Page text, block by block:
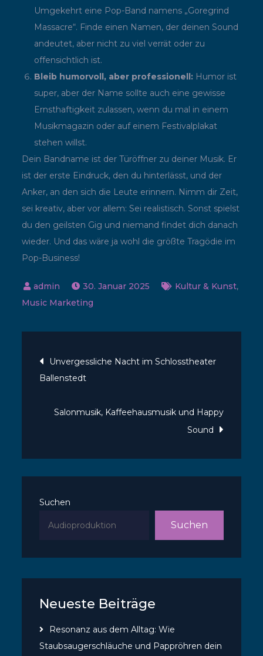
Umgekehrt eine Pop-Band namens „Goregrind
Massacre“. Finde einen Namen, der deinen Sound
andeutet, aber nicht zu viel verrät oder zu
offensichtlich ist.
Bleib humorvoll, aber professionell: Humor ist
super, aber der Name sollte auch eine gewisse
Ernsthaftigkeit zulassen, wenn du mal in einem
Musikmagazin oder auf einem Festivalplakat
stehen willst.
Dein Bandname ist der Türöffner zu deiner Musik. Er
ist der erste Eindruck, den du hinterlässt, und der
Anker, an den sich die Leute erinnern. Nimm dir Zeit,
sei kreativ, aber vor allem: Sei realistisch. Sonst spielst
du den geilsten Gig und niemand findet dich danach
wieder. Und das wäre ja wohl die größte Tragödie im
Pop-Business!
30. Januar 2025 Kultur & Kunst,
Music Marketing
Unvergessliche Nacht im Schlosstheater
Ballenstedt
Salonmusik, Kaffeehausmusik und Happy
Sound
Suchen
Suchen
Neueste Beiträge
Resonanz aus dem Alltag: Wie
Staubsaugerschläuche und Pappröhren dein